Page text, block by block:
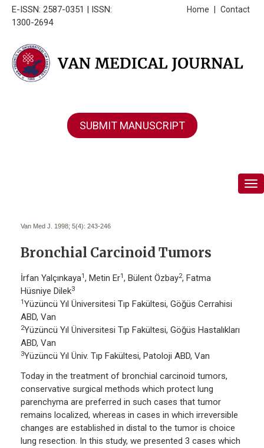
E-ISSN: 2587-0351 | ISSN:
1300-2694
Contact
Home
SUBMIT MANUSCRIPT
Van Med J. 1998; 5(4): 243-246
Bronchial Carcinoid Tumors
İrfan Yalçınkaya1, Metin Er1, Bülent Özbay2, Fatma
Hüsniye Dilek3
1Yüzüncü Yıl Üniversitesi Tıp Fakültesi, Göğüs Cerrahisi
ABD, Van
2Yüzüncü Yıl Üniversitesi Tıp Fakültesi, Göğüs Hastalıkları
ABD, Van
3Yüzüncü Yıl Üniv. Tıp Fakültesi, Patoloji ABD, Van
Today in the treatment of bronchial carcinoid tumors,
conservative surgical methods which protect lung
parenchyma are preferred in such cases that tumor
remains localized, whereas in cases in which irreversible
changes are established in distal to the tumor is choice
lung resection. In this study, we presented 3 cases which